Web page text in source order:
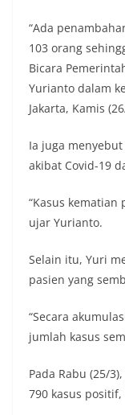
“Ada
103 orang
Bicara
Yurianto dalam
Jakarta, Kamis
Ia juga
akibat Covid-19
“Kasus kematian
ujar Yurianto.
Selain itu, Yuri
pasien yang
“Secara
jumlah kasus
Pada Rabu (25/
790 kasus